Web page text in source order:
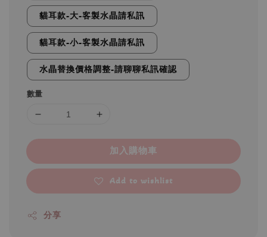
貓耳款-大-客製水晶請私訊
貓耳款-小-客製水晶請私訊
水晶替換價格調整-請聊聊私訊確認
數量
加入購物車
Add to wishlist
分享